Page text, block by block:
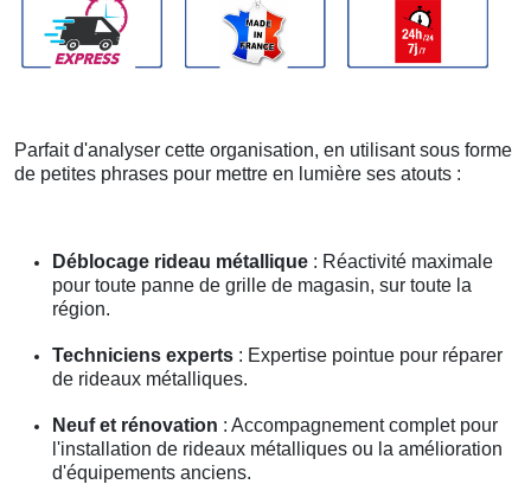
Parfait d'analyser cette organisation, en utilisant sous forme
de petites phrases pour mettre en lumière ses atouts :
Déblocage rideau métallique : Réactivité maximale
pour toute panne de grille de magasin, sur toute la
région.
Techniciens experts : Expertise pointue pour réparer
de rideaux métalliques.
Neuf et rénovation : Accompagnement complet pour
l'installation de rideaux métalliques ou la amélioration
d'équipements anciens.